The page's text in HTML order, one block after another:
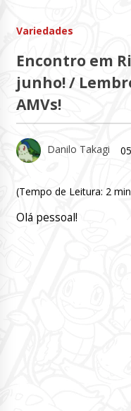
Variedades
Encontro em
junho! /
AMVs!
Danilo Takagi
(Tempo de Leitura: 2
Olá pessoal!